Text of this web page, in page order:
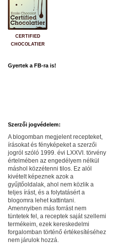
CERTIFIED
CHOCOLATIER
Gyertek a FB-ra is!
Szerzői jogvédelem:
A blogomban megjelent recepteket,
írásokat és fényképeket a szerzői
jogról szóló 1999. évi LXXVI. törvény
értelmében az engedélyem nélkül
máshol közzétenni tilos. Ez alól
kivételt képeznek azok a
gyűjtőoldalak, ahol nem közlik a
teljes írást, és a folytatásért a
blogomra lehet kattintani.
Amennyiben más forrást nem
tüntetek fel, a receptek saját szellemi
termékeim, ezek kereskedelmi
forgalomban történő értékesítéséhez
nem járulok hozzá.